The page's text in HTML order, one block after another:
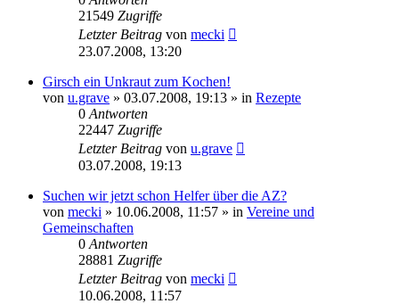
21549 Zugriffe
Letzter Beitrag von mecki
23.07.2008, 13:20
Girsch ein Unkraut zum Kochen!
von u.grave » 03.07.2008, 19:13 » in Rezepte
0 Antworten
22447 Zugriffe
Letzter Beitrag von u.grave
03.07.2008, 19:13
Suchen wir jetzt schon Helfer über die AZ?
von mecki » 10.06.2008, 11:57 » in Vereine und
Gemeinschaften
0 Antworten
28881 Zugriffe
Letzter Beitrag von mecki
10.06.2008, 11:57